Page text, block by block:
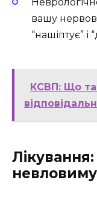
вашу
“нашіптує” і
КСВП: Що